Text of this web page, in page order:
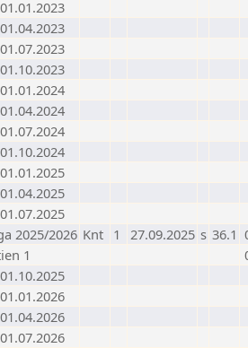
2025/2026 Knt 1 27.09.2025 s 36.1
1